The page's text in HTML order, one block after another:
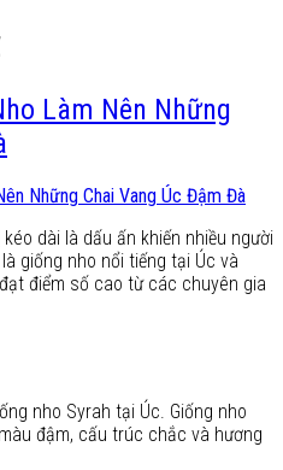
Làm Nên Những
dài là dấu ấn khiến nhiều người
giống nho nổi tiếng tại Úc và
điểm số cao từ các chuyên gia
nho Syrah tại Úc. Giống nho
đậm, cấu trúc chắc và hương